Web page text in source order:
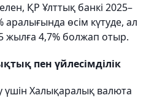
ҚР Ұлттық банкі 2025–
өсім күтуде, ал
жылға 4,7% болжап отыр.
пен үйлесімділік
Халықаралық валюта